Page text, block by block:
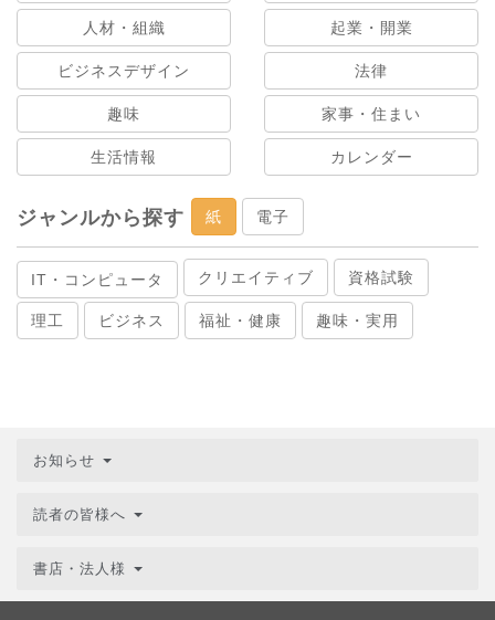
人材・組織 起業・開業
ビジネスデザイン 法律
趣味 家事・住まい
生活情報 カレンダー
ジャンルから探す 紙 電子
IT・コンピュータ クリエイティブ 資格試験
理工 ビジネス 福祉・健康 趣味・実用
お知らせ
読者の皆様へ
書店・法人様